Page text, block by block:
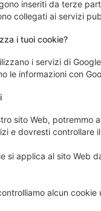
inseriti da terze
collegati ai servizi
i tuoi cookie?
i servizi di
le informazioni con
sito Web, potremmo
e dovresti controllare
si applica al sito Web
alcun